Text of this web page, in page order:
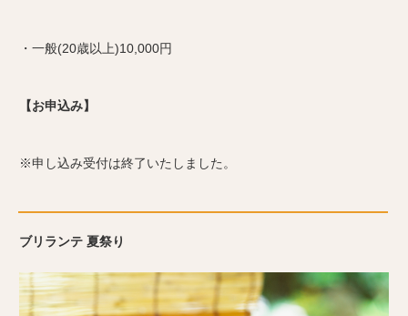
・一般(20歳以上)10,000円
【お申込み】
※申し込み受付は終了いたしました。
ブリランテ 夏祭り